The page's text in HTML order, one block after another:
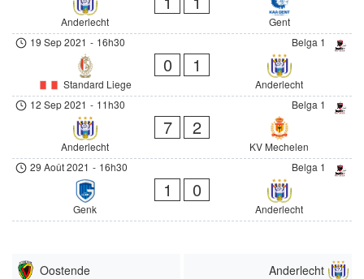
Anderlecht
Gent
Belga 1
19 Sep 2021 - 16h30
Standard Liege
0 1
Anderlecht
Belga 1
12 Sep 2021 - 11h30
Anderlecht
7 2
KV Mechelen
Belga 1
29 Août 2021 - 16h30
Genk
1 0
Anderlecht
Oostende Anderlecht